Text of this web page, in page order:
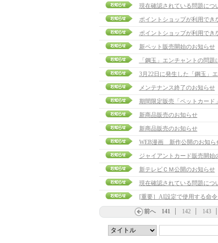
現在確認されている問題につ
ポイントショップが利用でき
ポイントショップが利用でき
新ペット販売開始のお知らせ
「鋼玉」エンチャントの問
3月22日に発生した「鋼玉」
メンテナンス終了のお知らせ
期間限定販売「ペットカード
新商品販売のお知らせ
新商品販売のお知らせ
WEB漫画 新作公開のお知ら
ジャイアントカード販売開始
新テレビＣＭ公開のお知らせ
現在確認されている問題に
[重要］AI設定で使用する命
前へ 141 142 143